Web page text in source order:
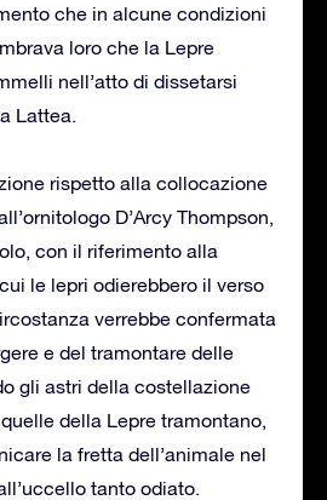
che in alcune condizioni
loro che la Lepre
nell’atto di dissetarsi
Lattea.
rispetto alla collocazione
D’Arcy Thompson,
con il riferimento alla
le lepri odierebbero il verso
verrebbe confermata
e del tramontare delle
gli astri della costellazione
della Lepre tramontano,
la fretta dell’animale nel
tanto odiato.